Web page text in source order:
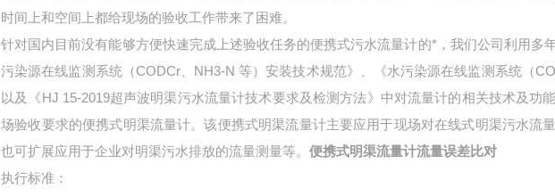
时间上和空间上都给现场的验收工作带来了困难。
针对国内目前没有能够方便快速完成上述验收任务的便携式污水流量计的*，我们公司利用多
污染源在线监测系统（CODCr、NH3-N 等）安装技术规范》、《水污染源在线监测系统（
以及《HJ 15-2019超声波明渠污水流量计技术要求及检测方法》中对流量计的相关技术及功
场验收要求的便携式明渠流量计。该便携式明渠流量计主要应用于现场对在线式明渠污水流
也可扩展应用于企业对明渠污水排放的流量测量等。便携式明渠流量计流量误差比对
执行标准：